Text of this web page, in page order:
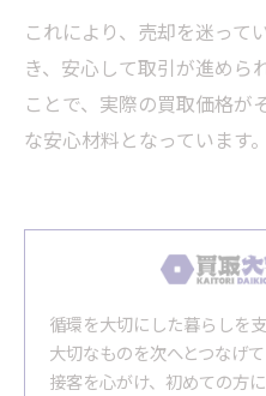
これにより、売却を迷って
き、安心して取引が進めら
ことで、実際の買取価格が
な安心材料となっています。
循環を大切にした暮らしを
大切なものを次へとつなげ
接客を心がけ、初めての方